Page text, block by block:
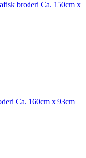
broderi Ca. 150cm x
Ca. 160cm x 93cm